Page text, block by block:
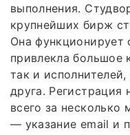
выполнения.
крупнейших бирж
Она функционирует
привлекла большое
так и
друга. Регистрация
всего за несколько
— указание email и